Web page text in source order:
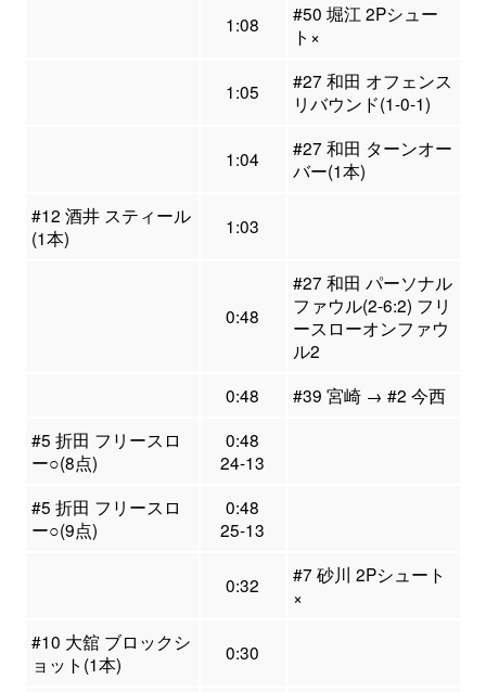
1:08
#50 堀江 2Pシュー
ト×
1:05
#27 和田 オフェンス
リバウンド(1-0-1)
1:04
#27 和田 ターンオー
バー(1本)
#12 酒井 スティール
(1本)
1:03
0:48
#27 和田 パーソナル
ファウル(2-6:2) フリ
ースローオンファウ
ル2
0:48
#39 宮崎 → #2 今西
#5 折田 フリースロ
ー○(8点)
0:48
24-13
#5 折田 フリースロ
ー○(9点)
0:48
25-13
0:32
#7 砂川 2Pシュート
×
#10 大舘 ブロックシ
ョット(1本)
0:30